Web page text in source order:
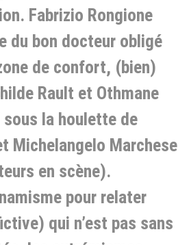
Fabrizio Rongione
du bon docteur obligé
de confort, (bien)
Rault et Othmane
la houlette de
Michelangelo Marchese
en scène).
pour relater
qui n’est pas sans